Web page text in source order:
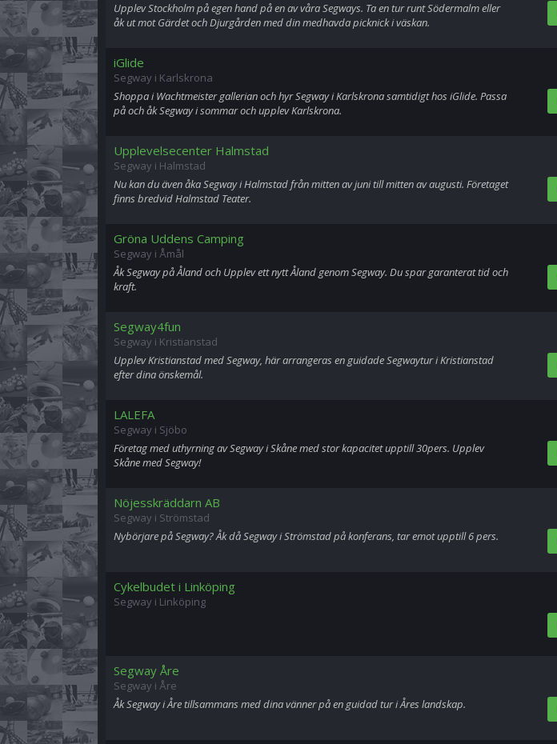
Upplev Stockholm på egen hand på en av våra Segways. Ta en tur runt Södermalm eller
åk ut mot Gärdet och Djurgården med din medhavda picknick i väskan.
iGlide
Segway i Karlskrona
Shoppa i Wachtmeister gallerian och hyr Segway i Karlskrona samtidigt hos iGlide. Passa
på och åk Segway i sommar och upplev Karlskrona.
Upplevelsecenter Halmstad
Segway i Halmstad
Nu kan du även åka Segway i Halmstad från mitten av juni till mitten av augusti. Företaget
finns bredvid Halmstad Teater.
Gröna Uddens Camping
Segway i Åmål
Åk Segway på Åland och Upplev ett nytt Åland genom Segway. Du spar garanterat tid och
kraft.
Segway4fun
Segway i Kristianstad
Upplev Kristianstad med Segway, här arrangeras en guidade Segwaytur i Kristianstad
efter dina önskemål.
LALEFA
Segway i Sjöbo
Företag med uthyrning av Segway i Skåne med stor kapacitet upptill 30pers. Upplev
Skåne med Segway!
Nöjesskräddarn AB
Segway i Strömstad
Nybörjare på Segway? Åk då Segway i Strömstad på konferans, tar emot upptill 6 pers.
Cykelbudet i Linköping
Segway i Linköping
Segway Åre
Segway i Åre
Åk Segway i Åre tillsammans med dina vänner på en guidad tur i Åres landskap.